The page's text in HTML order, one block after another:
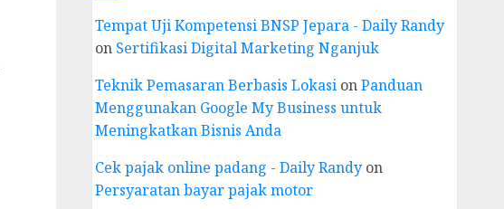
Tempat Uji Kompetensi BNSP Jepara - Daily Randy
on Sertifikasi Digital Marketing Nganjuk
Teknik Pemasaran Berbasis LokasionPanduan
Menggunakan Google My Business untuk
Meningkatkan Bisnis Anda
Cek pajak online padang - Daily Randyon
Persyaratan bayar pajak motor